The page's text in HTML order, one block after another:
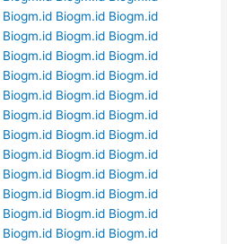
Biogm.id Biogm.id Biogm.id
Biogm.id Biogm.id Biogm.id
Biogm.id Biogm.id Biogm.id
Biogm.id Biogm.id Biogm.id
Biogm.id Biogm.id Biogm.id
Biogm.id Biogm.id Biogm.id
Biogm.id Biogm.id Biogm.id
Biogm.id Biogm.id Biogm.id
Biogm.id Biogm.id Biogm.id
Biogm.id Biogm.id Biogm.id
Biogm.id Biogm.id Biogm.id
Biogm.id Biogm.id Biogm.id